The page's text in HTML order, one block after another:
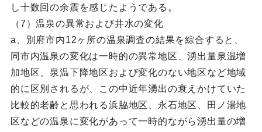
し十数回の余震を感じたようである。
（7）温泉の異常および井水の変化
a、別府市内12ヶ所の温泉調査の結果を綜合すると、
同市内温泉の変化は一時的の異常地区、湧出量泉温増
加地区、泉温下降地区および変化のない地区など地域
的に区別されるが、この中近年湧出の衰えかけていた
比較的老齢と思われる浜脇地区、永石地区、田ノ湯地
区などの温泉に変化があって一時的ながら湧出量の増